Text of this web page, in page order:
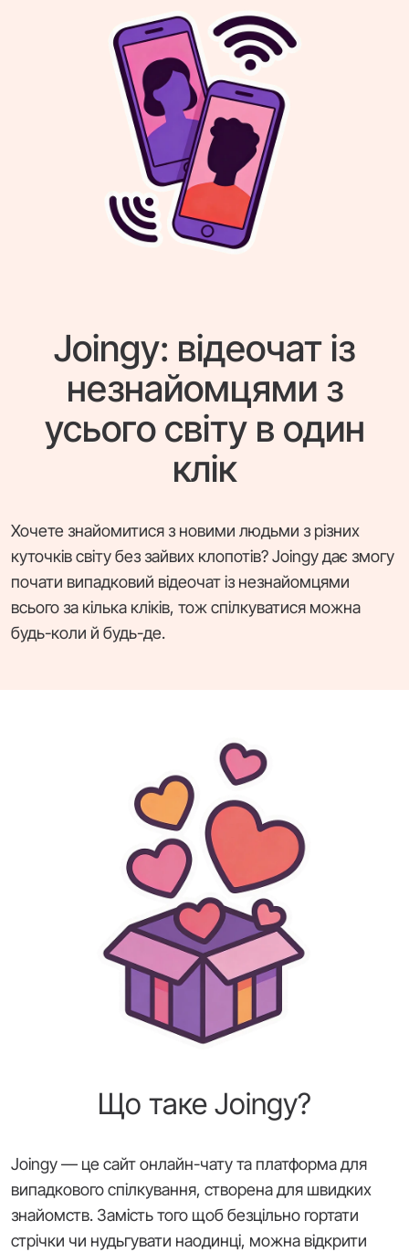
Joingy: відеочат із
незнайомцями з
усього світу в один
клік
Хочете знайомитися з новими людьми з різних
куточків світу без зайвих клопотів? Joingy дає змогу
почати випадковий відеочат із незнайомцями
всього за кілька кліків, тож спілкуватися можна
будь-коли й будь-де.
Що таке Joingy?
Joingy — це сайт онлайн-чату та платформа для
випадкового спілкування, створена для швидких
знайомств. Замість того щоб безцільно гортати
стрічки чи нудьгувати наодинці, можна відкрити